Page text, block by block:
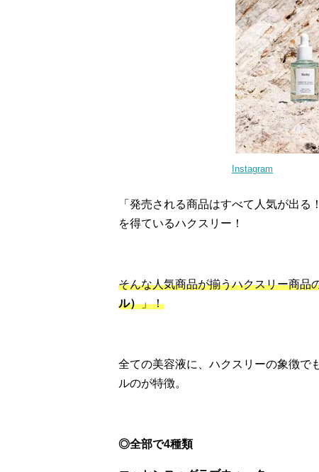
Instagram
「発売される商品はすべて人気が出
を得ているハクスリー！
そんな人気商品が揃うハクスリー商品
ル）」！
全ての美容液に、ハクスリーの象徴で
ルのが特徴。
◎全部で4種類